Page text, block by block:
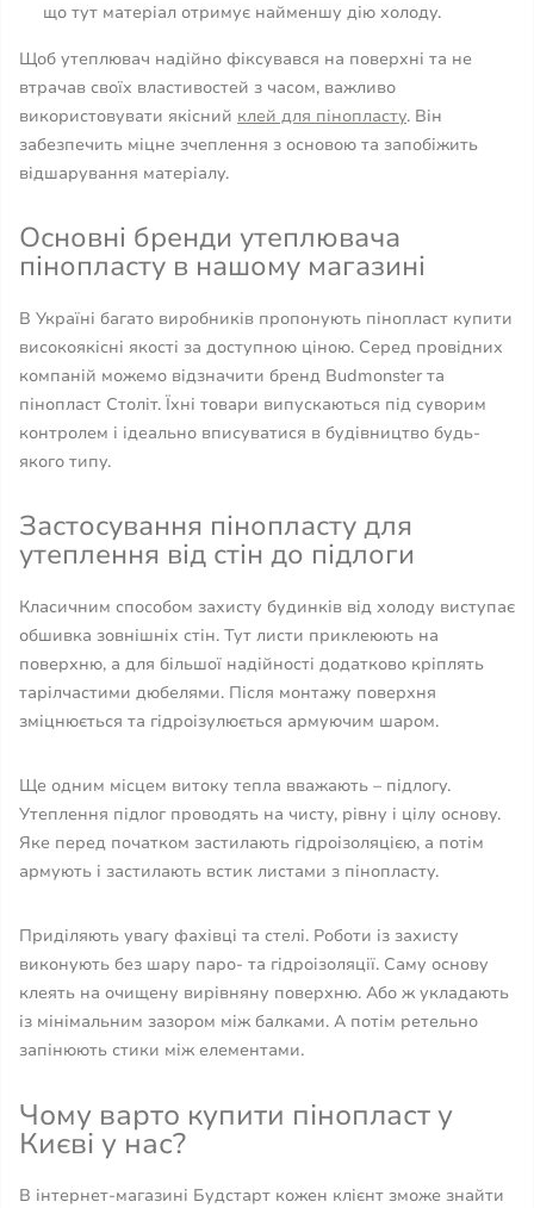
що тут матеріал отримує найменшу дію холоду.
Щоб утеплювач надійно фіксувався на поверхні та не
втрачав своїх властивостей з часом, важливо
використовувати якісний клей для пінопласту. Він
забезпечить міцне зчеплення з основою та запобіжить
відшарування матеріалу.
Основні бренди утеплювача
пінопласту в нашому магазині
В Україні багато виробників пропонують пінопласт купити
високоякісні якості за доступною ціною. Серед провідних
компаній можемо відзначити бренд Budmonster та
пінопласт Століт. Їхні товари випускаються під суворим
контролем і ідеально вписуватися в будівництво будь-
якого типу.
Застосування пінопласту для
утеплення від стін до підлоги
Класичним способом захисту будинків від холоду виступає
обшивка зовнішніх стін. Тут листи приклеюють на
поверхню, а для більшої надійності додатково кріплять
тарілчастими дюбелями. Після монтажу поверхня
зміцнюється та гідроізулюється армуючим шаром.
Ще одним місцем витоку тепла вважають – підлогу.
Утеплення підлог проводять на чисту, рівну і цілу основу.
Яке перед початком застилають гідроізоляцією, а потім
армують і застилають встик листами з пінопласту.
Приділяють увагу фахівці та стелі. Роботи із захисту
виконують без шару паро- та гідроізоляції. Саму основу
клеять на очищену вирівняну поверхню. Або ж укладають
із мінімальним зазором між балками. А потім ретельно
запінюють стики між елементами.
Чому варто купити пінопласт у
Києві у нас?
В інтернет-магазині Будстарт кожен клієнт зможе знайти